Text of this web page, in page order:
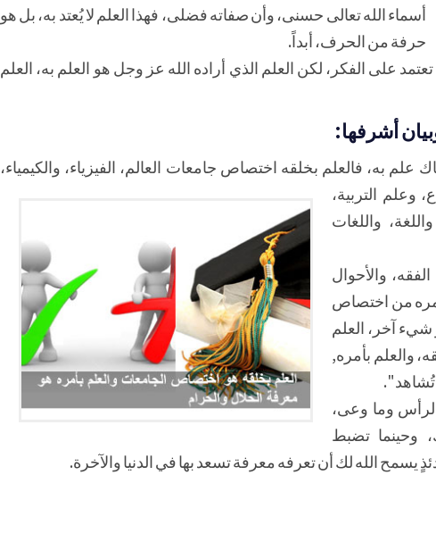
أسماء الله تعالى حسنى، وأن صفاته فضلى، فهذا العلم لا يُعتد به، بل هو
حرفة من الحرف، أبداً.
على الفكر، لكن العلم الذي أراده الله عز وجل هو العلم به، العلم
أشرفها:
علم به، فالعلم بخلقه اختصاص جامعات العالم، الفيزياء، والكيمياء،
وعلم التربية،
واللغات
والأحوال
من اختصاص
شيء آخر، العلم
والعلم بأمره,
تُشاهد ".
وما وعى،
وحينما تضبط
الله لك أن تعرفه معرفة تسعد بها في الدنيا والآخرة.